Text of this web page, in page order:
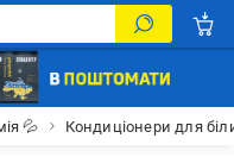
💦 Кондиціонери для